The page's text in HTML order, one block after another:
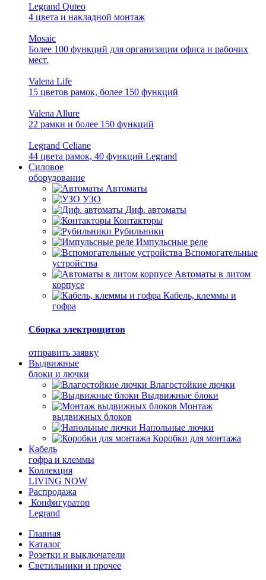
Legrand Quteo
4 цвета и накладной монтаж
Mosaic
Более 100 функций для организации офиса и рабочих
мест.
Valena Life
15 цветов рамок, более 150 функций
Valena Allure
22 рамки и более 150 функций
Legrand Celiane
44 цвета рамок, 40 функций Legrand
Силовое
оборудование
Автоматы
УЗО
Диф. автоматы
Контакторы
Рубильники
Импульсные реле
Вспомогательные
устройства
Автоматы в литом
корпусе
Кабель, клеммы и
гофра
Сборка электрощитов
отправить заявку
Выдвижные
блоки и лючки
Влагостойкие лючки
Выдвижные блоки
Монтаж
выдвижных блоков
Напольные лючки
Коробки для монтажа
Кабель
гофра и клеммы
Коллекция
LIVING NOW
Распродажа
Конфигуратор
Legrand
Главная
Каталог
Розетки и выключатели
Светильники и прочее